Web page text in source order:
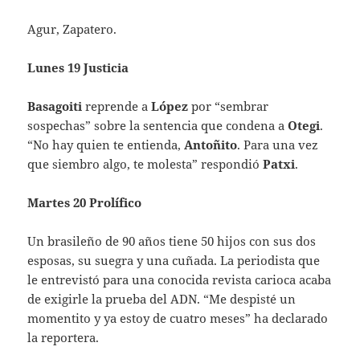
Agur, Zapatero.
Lunes 19 Justicia
Basagoiti reprende aLópez por “sembrar
sospechas” sobre la sentencia que condena aOtegi.
“No hay quien te entienda,Antoñito. Para una vez
que siembro algo, te molesta” respondióPatxi.
Martes 20 Prolífico
Un brasileño de 90 años tiene 50 hijos con sus dos
esposas, su suegra y una cuñada. La periodista que
le entrevistó para una conocida revista carioca acaba
de exigirle la prueba del ADN. “Me despisté un
momentito y ya estoy de cuatro meses” ha declarado
la reportera.